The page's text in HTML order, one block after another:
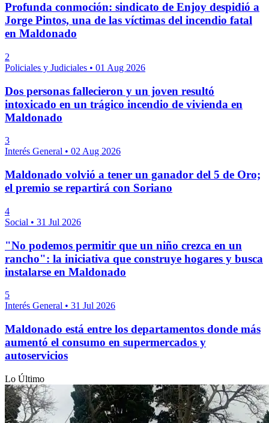
Profunda conmoción: sindicato de Enjoy despidió a
Jorge Pintos, una de las víctimas del incendio fatal
en Maldonado
2
Policiales y Judiciales • 01 Aug 2026
Dos personas fallecieron y un joven resultó
intoxicado en un trágico incendio de vivienda en
Maldonado
3
Interés General • 02 Aug 2026
Maldonado volvió a tener un ganador del 5 de Oro;
el premio se repartirá con Soriano
4
Social • 31 Jul 2026
"No podemos permitir que un niño crezca en un
rancho": la iniciativa que construye hogares y busca
instalarse en Maldonado
5
Interés General • 31 Jul 2026
Maldonado está entre los departamentos donde más
aumentó el consumo en supermercados y
autoservicios
Lo Último